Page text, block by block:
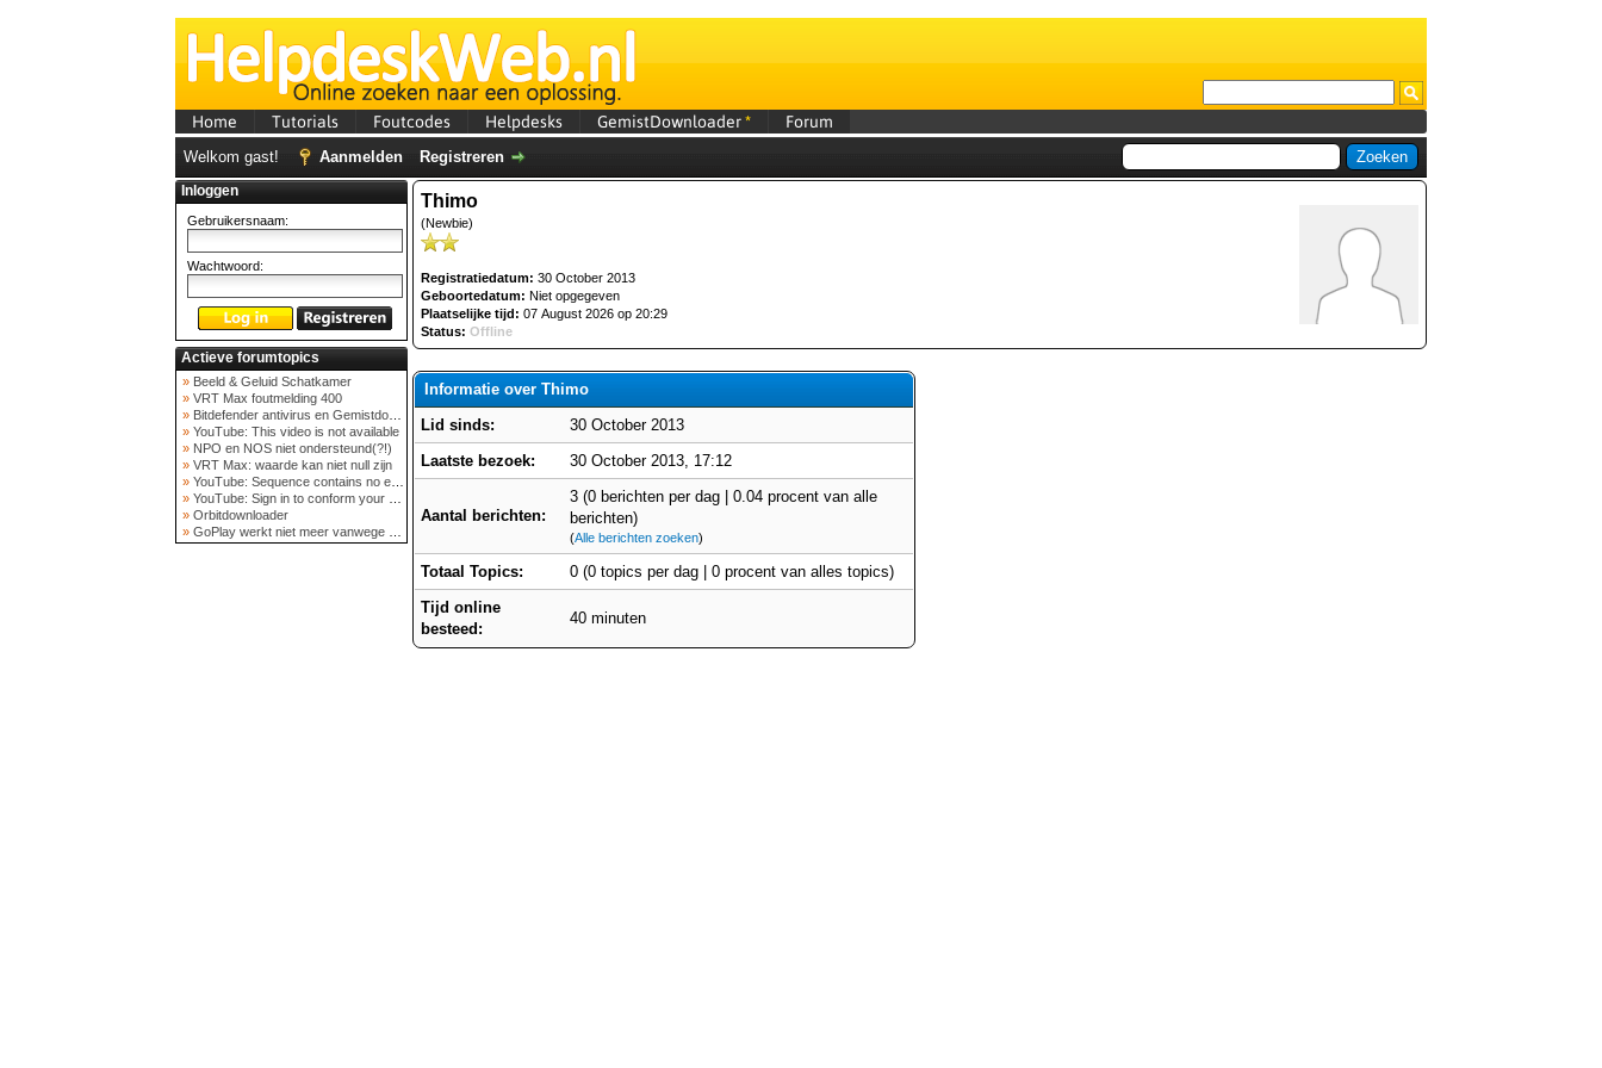
Home Tutorials Foutcodes Helpdesks GemistDownloader* Forum
Welkom gast! Aanmelden Registreren
Inloggen
Gebruikersnaam:
Wachtwoord:
Actieve forumtopics
» Beeld & Geluid Schatkamer
» VRT Max foutmelding 400
» Bitdefender antivirus en Gemistdowloader
» YouTube: This video is not available
» NPO en NOS niet ondersteund(?!)
» VRT Max: waarde kan niet null zijn
» YouTube: Sequence contains no elements
» YouTube: Sign in to conform your not a bot
» Orbitdownloader
» GoPlay werkt niet meer vanwege nieuwe webadres
Thimo
(Newbie)
Registratiedatum: 30 October 2013
Geboortedatum: Niet opgegeven
Plaatselijke tijd: 07 August 2026 op 20:29
Status: Offline
Informatie over Thimo
Lid sinds:
30 October 2013
Laatste bezoek:
30 October 2013, 17:12
Aantal berichten:
3 (0 berichten per dag | 0.04 procent van alle
berichten)
(Alle berichten zoeken)
Totaal Topics:
0 (0 topics per dag | 0 procent van alles topics)
Tijd online
besteed:
40 minuten